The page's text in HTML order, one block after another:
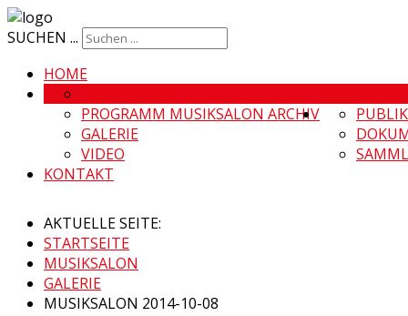
SUCHEN ...
HOME
PROGRAMM MUSIKSALON ARCHIV
GALERIE
VIDEO
KONTAKT
AKTUELLE SEITE:
STARTSEITE
MUSIKSALON
GALERIE
MUSIKSALON 2014-10-08